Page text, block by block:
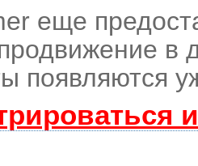
еще
в
появляются